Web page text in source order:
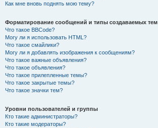
Как мне вновь поднять мою тему?
Форматирование сообщений и типы создаваемых тем
Что такое BBCode?
Могу ли я использовать HTML?
Что такое смайлики?
Могу ли я добавлять изображения к сообщениям?
Что такое важные объявления?
Что такое объявления?
Что такое прилепленные темы?
Что такое закрытые темы?
Что такое значки тем?
Уровни пользователей и группы
Кто такие администраторы?
Кто такие модераторы?